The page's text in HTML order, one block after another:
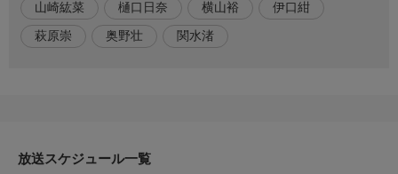
ところが磯貝は、警察内部に“謎の通報者"がいるとにらんだ鶴岡
楓(山崎紘菜)から疑いの目を向けられ、24時間体制で監視される
いた。すると、とある客から有力な情報を得ることに成功。監視
山崎紘菜 樋口日奈 横山裕 伊口紺
萩原崇 奥野壮 関水渚
放送スケジュール一覧